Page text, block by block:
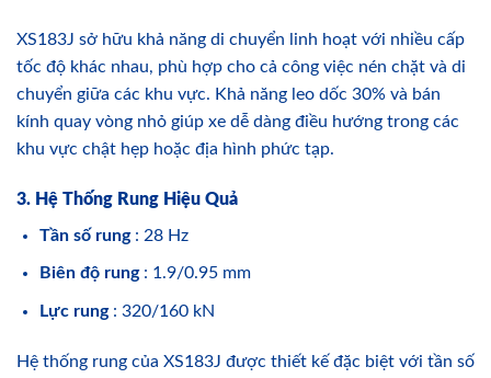
XS183J sở hữu khả năng di chuyển linh hoạt với nhiều cấp
tốc độ khác nhau, phù hợp cho cả công việc nén chặt và di
chuyển giữa các khu vực. Khả năng leo dốc 30% và bán
kính quay vòng nhỏ giúp xe dễ dàng điều hướng trong các
khu vực chật hẹp hoặc địa hình phức tạp.
3. Hệ Thống Rung Hiệu Quả
Tần số rung : 28 Hz
Biên độ rung : 1.9/0.95 mm
Lực rung : 320/160 kN
Hệ thống rung của XS183J được thiết kế đặc biệt với tần số